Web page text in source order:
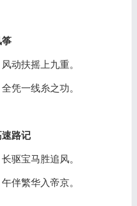
筝
动扶摇上九重。
凭一线糸之功。
路记
驱宝马胜追风。
伴繁华入帝京。